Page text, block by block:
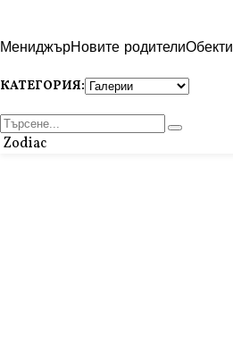
МениджърНовите родителиОбекти
КАТЕГОРИЯ:
Zodiac